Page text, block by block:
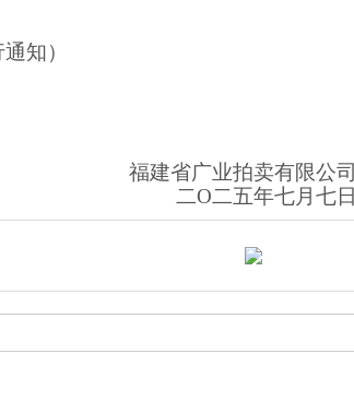
知）
福建省广业拍卖有限公司
二O二五年七月 七日